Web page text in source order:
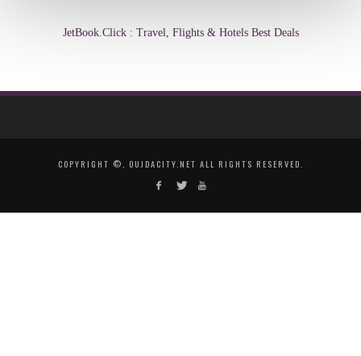
JetBook.Click : Travel, Flights & Hotels Best Deals
COPYRIGHT ©, OUJDACITY.NET ALL RIGHTS RESERVED.